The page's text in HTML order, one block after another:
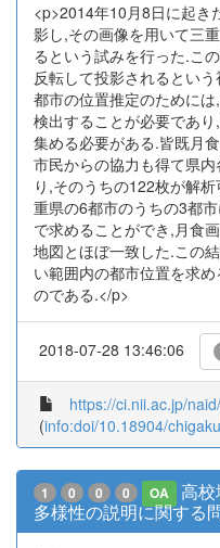
<p>2014年10月8日に起き
影し,その画像を用いて三
るという試みを行った.こ
反転して投影されるとい
都市の位置推定のために
検出することが必要であ
集める必要がある.皆既月
市民からの協力も得て県
り,そのうちの122枚が解
重県の6都市のうちの3都
で求めることができ,月食
地図とほぼ一致した.この
い範囲内の都市位置を求
のである.</p>
2018-07-28 13:46:06
https://ci.nii.ac.jp/
(info:doi/10.18904/
1 0 0 0 OA
高
多様性の説明に関する